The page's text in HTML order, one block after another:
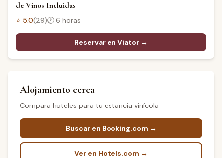
de Vinos Incluidas
⭐ 5.0(29)🕐 6 horas
Reservar en Viator →
Alojamiento cerca
Compara hoteles para tu estancia vinícola
Buscar en Booking.com →
Ver en Hotels.com →